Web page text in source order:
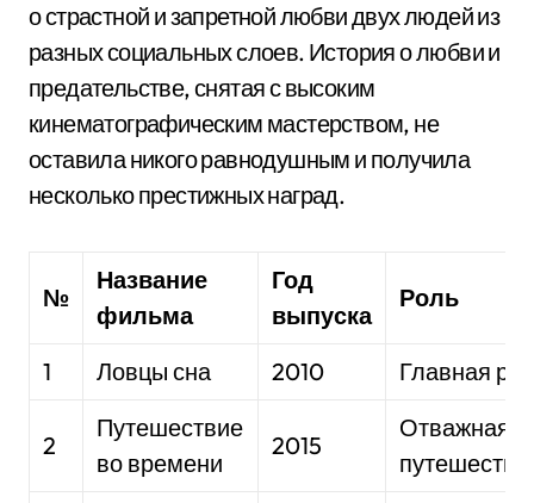
о страстной и запретной любви двух людей из
разных социальных слоев. История о любви и
предательстве, снятая с высоким
кинематографическим мастерством, не
оставила никого равнодушным и получила
несколько престижных наград.
№
Название
фильма
Год
выпуска
Роль
1 Ловцы сна 2010 Главная
2
Путешествие
во времени
2015
Отважная